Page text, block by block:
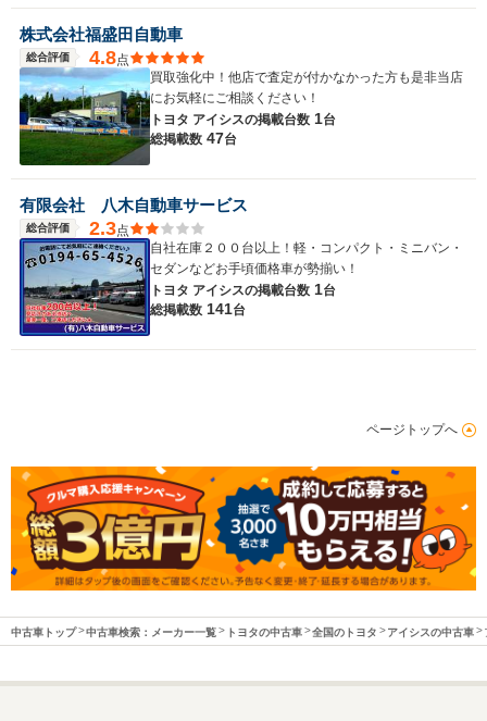
株式会社福盛田自動車
総合評価 4.8点
買取強化中！他店で査定が付かなかった方も是非当店
にお気軽にご相談ください！
トヨタ アイシスの掲載台数 1台
総掲載数 47台
有限会社 八木自動車サービス
総合評価 2.3点
自社在庫２００台以上！軽・コンパクト・ミニバン・
セダンなどお手頃価格車が勢揃い！
トヨタ アイシスの掲載台数 1台
総掲載数 141台
ページトップへ
中古車トップ 中古車検索：メーカー一覧 トヨタの中古車 全国のトヨタ アイシスの中古車